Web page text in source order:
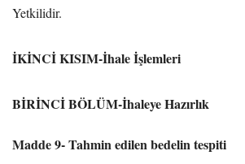
Yetkilidir.
İKİNCİ KISIM-İhale İşlemleri
BİRİNCİ BÖLÜM-İhaleye Hazırlık
Madde 9- Tahmin edilen bedelin tespiti